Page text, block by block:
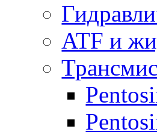
ATF и